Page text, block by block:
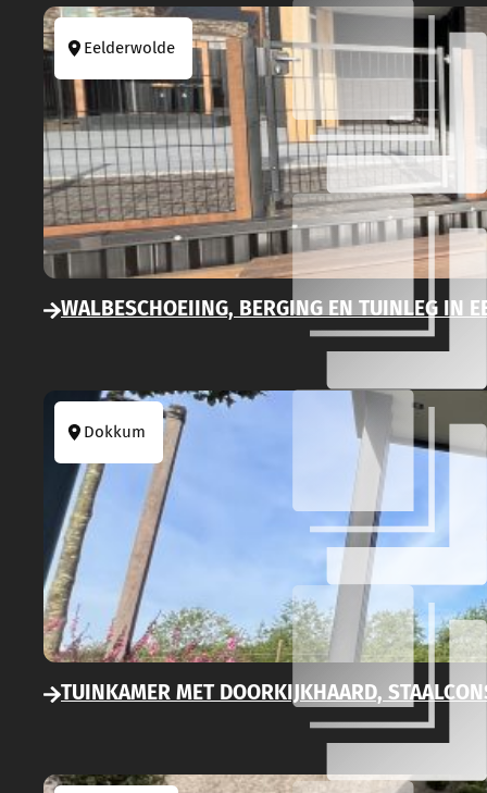
Eelderwolde
WALBESCHOEIING, BERGING EN TUINLEG IN
Dokkum
TUINKAMER MET DOORKIJKHAARD,